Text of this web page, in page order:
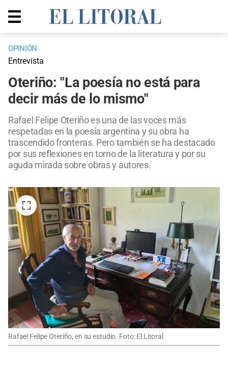
OPINIÓN
Entrevista
Oteriño: "La poesía no está para
decir más de lo mismo"
Rafael Felipe Oteriño es una de las voces más
respetadas en la poesía argentina y su obra ha
trascendido fronteras. Pero también se ha destacado
por sus reflexiones en torno de la literatura y por su
aguda mirada sobre obras y autores.
Rafael Felipe Oteriño, en su estudio. Foto: El Litoral